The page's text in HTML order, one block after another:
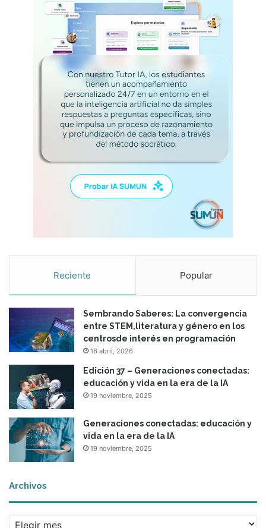
Reciente Popular
Sembrando Saberes: La convergencia
entre STEM,literatura y género en los
centrosde interés en programación
16 abril, 2026
Edición 37 – Generaciones conectadas:
educación y vida en la era de la IA
19 noviembre, 2025
Generaciones conectadas: educación y
vida en la era de la IA
19 noviembre, 2025
Archivos